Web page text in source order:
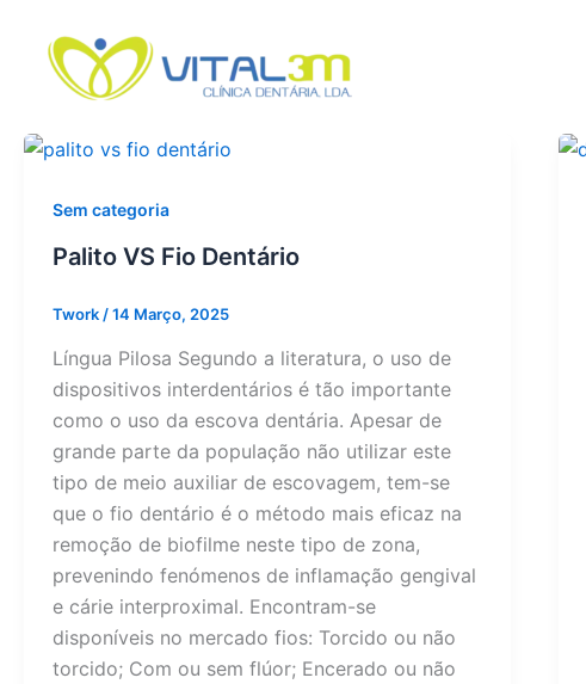
content
Sem categoria
Palito VS Fio Dentário
Twork /14 Março, 2025
Língua Pilosa Segundo a literatura, o uso de
dispositivos interdentários é tão importante
como o uso da escova dentária. Apesar de
grande parte da população não utilizar este
tipo de meio auxiliar de escovagem, tem-se
que o fio dentário é o método mais eficaz na
remoção de biofilme neste tipo de zona,
prevenindo fenómenos de inflamação gengival
e cárie interproximal. Encontram-se
disponíveis no mercado fios: Torcido ou não
torcido; Com ou sem flúor; Encerado ou não